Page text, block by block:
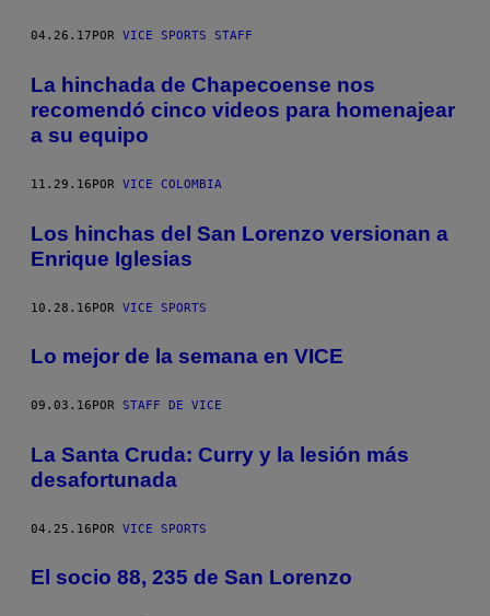
04.26.17 POR VICE SPORTS STAFF
La hinchada de Chapecoense nos
recomendó cinco videos para homenajear
a su equipo
11.29.16POR VICE COLOMBIA
Los hinchas del San Lorenzo versionan a
Enrique Iglesias
10.28.16POR VICE SPORTS
Lo mejor de la semana en VICE
09.03.16 POR STAFF DE VICE
La Santa Cruda: Curry y la lesión más
desafortunada
04.25.16POR VICE SPORTS
El socio 88, 235 de San Lorenzo